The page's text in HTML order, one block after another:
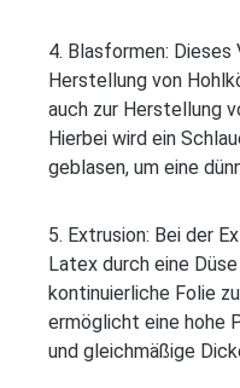
4. Blasformen:
Herstellung von
auch zur Herstellung
Hierbei wird ein
geblasen, um eine
5. Extrusion: Bei der
Latex durch eine
kontinuierliche Folie
ermöglicht eine hohe
und gleichmäßige